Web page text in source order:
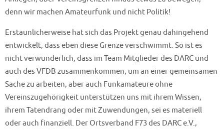
denn wir machen Amateurfunk und nicht Politik!
Erstaunlicherweise hat sich das Projekt genau dahingehend
entwickelt, dass eben diese Grenze verschwimmt. So ist es
nicht verwunderlich, dass im Team Mitglieder des DARC und
auch des VFDB zusammenkommen, um an einer gemeinsamen
Sache zu arbeiten, aber auch Funkamateure ohne
Vereinszugehörigkeit unterstützen uns mit ihrem Wissen,
ihrem Tatendrang oder mit Zuwendungen, sei es materiell
oder auch finanziell. Der Ortsverband F73 des DARC e.V.,